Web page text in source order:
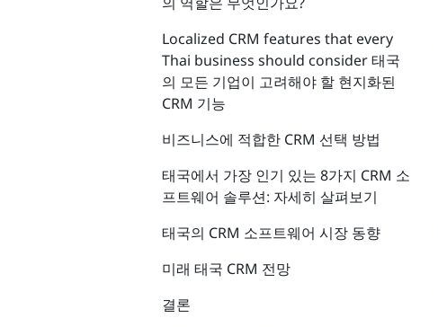
Localized CRM features that every
Thai business should consider 태국
의 모든 기업이 고려해야 할 현지화된
CRM 기능
비즈니스에 적합한 CRM 선택 방법
태국에서 가장 인기 있는 8가지 CRM 소
프트웨어 솔루션: 자세히 살펴보기
태국의 CRM 소프트웨어 시장 동향
미래 태국 CRM 전망
결론